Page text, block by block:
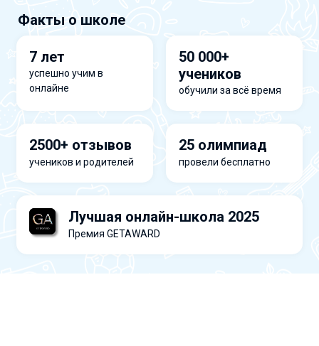
Факты о школе
7 лет
успешно учим в
онлайне
50 000+
учеников
обучили за всё время
2500+ отзывов
учеников и родителей
25 олимпиад
провели бесплатно
Лучшая онлайн-школа 2025
Премия GETAWARD